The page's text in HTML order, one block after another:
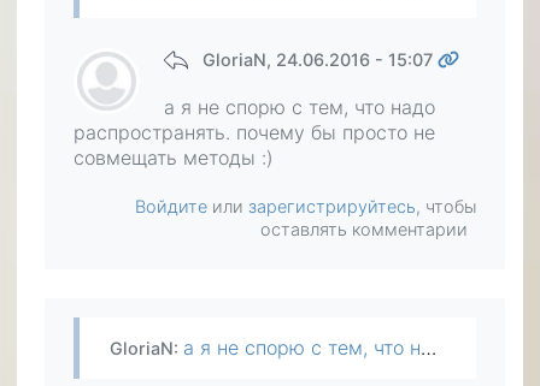
GloriaN, 24.06.2016 - 15:07
а я не спорю с тем, что надо
распространять. почему бы просто не
совмещать методы :)
Войдите или зарегистрируйтесь, чтобы
оставлять комментарии
GloriaN: а я не спорю с тем, что надо распространять. почему бы просто не совмещать методы :)